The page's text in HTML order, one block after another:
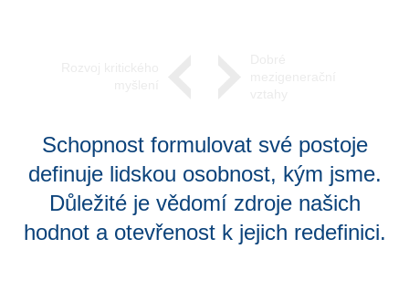
Schopnost formulovat své postoje
definuje lidskou osobnost, kým jsme.
Důležité je vědomí zdroje našich
hodnot a otevřenost k jejich redefinici.